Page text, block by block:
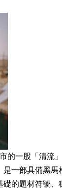
的一股「清流
一部具備黑馬
的題材符號、